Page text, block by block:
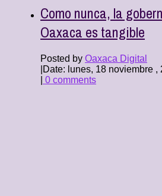
Como nunca, la
Oaxaca es tangible
Posted by Oaxaca Digital
Date: lunes, 18 noviembre ,
0 comments